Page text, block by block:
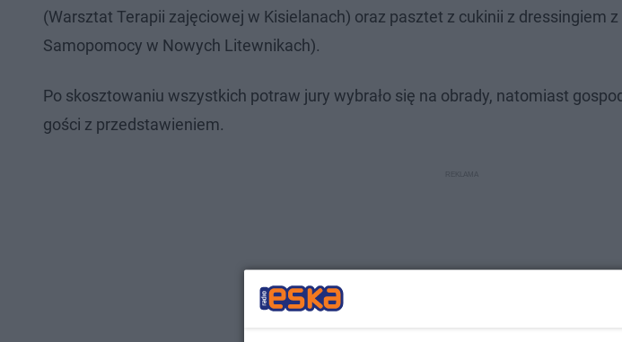
(Warsztat Terapii zajęciowej w Kisielanach) oraz pasztet z cukinii z dressingiem
Samopomocy w Nowych Litewnikach).
Po skosztowaniu wszystkich potraw jury wybrało się na obrady, natomiast
gości z przedstawieniem.